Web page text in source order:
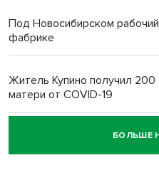
Под Новосибирском
фабрике
Житель Купино получил 200
матери от COVID-19
Новосибирский суд наказал
пенсионерки на вокзале
БОЛЬШЕ